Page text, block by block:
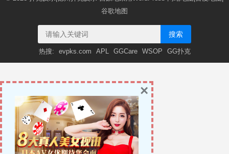
谷歌地图
搜索
热搜: evpks.com APL GGCare WSOP GG扑克
×